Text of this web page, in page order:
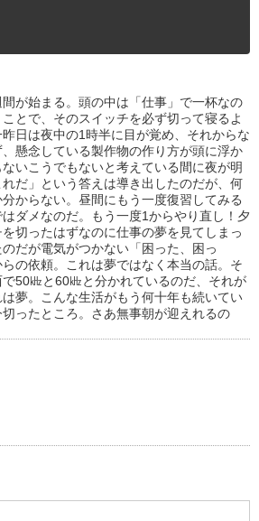
が始まる。頭の中は「仕事」で一杯なの
とで、そのスイッチを必ず切って寝るよ
日は夜中の1時半に目が覚め、それからな
懸念している製作物の作り方が頭に浮か
いこうでもないと考えている間に夜が明
だ」という答えは導き出したのだが、何
からない。昼間にもう一度復習してみる
ダメなのだ。もう一度1からやり直し！夕
切ったはずなのに仕事の夢を見てしまっ
だが電気がつかない「困った、困っ
の依頼。これは夢ではなく本当の話。そ
50㎑と60㎑と分かれているのだ、それが
夢。こんな生活がもう何十年も続いてい
ったところ。さあ無事朝が迎えれるの